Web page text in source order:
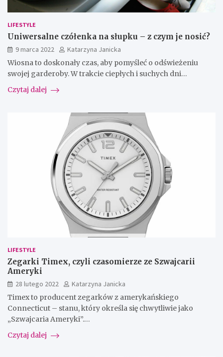
LIFESTYLE
Uniwersalne czółenka na słupku – z czym je nosić?
9 marca 2022
Katarzyna Janicka
Wiosna to doskonały czas, aby pomyśleć o odświeżeniu
swojej garderoby. W trakcie ciepłych i suchych dni…
Czytaj dalej
LIFESTYLE
Zegarki Timex, czyli czasomierze ze Szwajcarii
Ameryki
28 lutego 2022
Katarzyna Janicka
Timex to producent zegarków z amerykańskiego
Connecticut – stanu, który określa się chwytliwie jako
„Szwajcaria Ameryki”.…
Czytaj dalej